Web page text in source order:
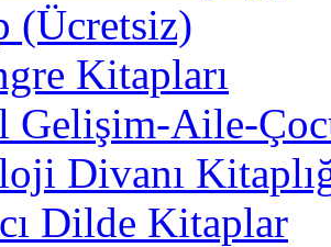
(Ücretsiz)
Kitapları
Gelişim-Aile-
Divanı
Dilde Kitaplar